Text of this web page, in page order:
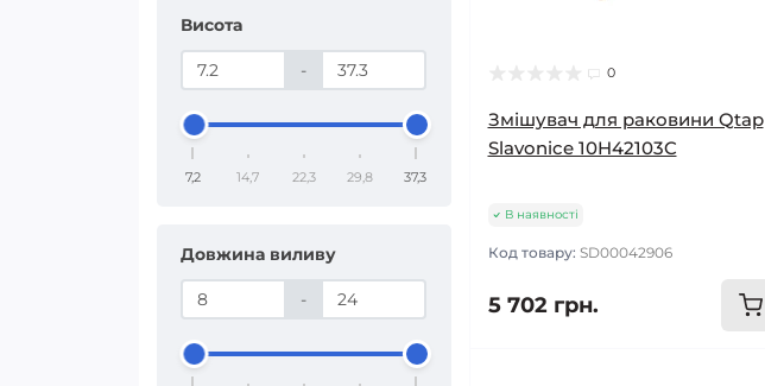
Висота
-
7,2 14,7 22,3 29,8 37,3
Довжина виливу
-
0
Змішувач для раковини Qtap
Slavonice 10H42103C
В наявності
Код товару: SD00042906
5 702 грн.